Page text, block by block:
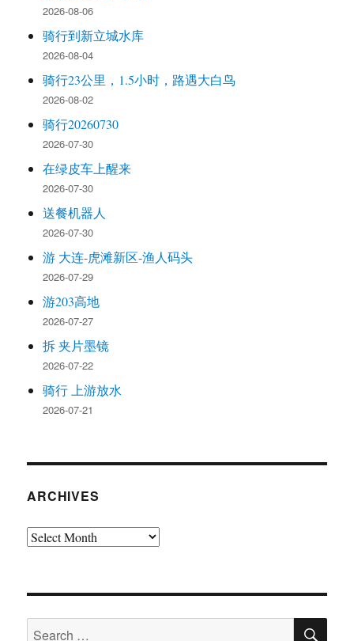
2026-08-06
骑行到新立城水库
2026-08-04
骑行23公里，1.5小时，路遇大白鸟
2026-08-02
骑行20260730
2026-07-30
在绿皮车上醒来
2026-07-30
送餐机器人
2026-07-30
游 大连-虎滩新区-渔人码头
2026-07-29
游203高地
2026-07-27
拆 夹片墨镜
2026-07-22
骑行 上游放水
2026-07-21
ARCHIVES
Archives
Search